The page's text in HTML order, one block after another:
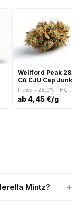
Wellford Peak 28/1
CA CJU Cap Junky
Indica • 28,0% THC
ab 4,45 €/g
Mintz? +